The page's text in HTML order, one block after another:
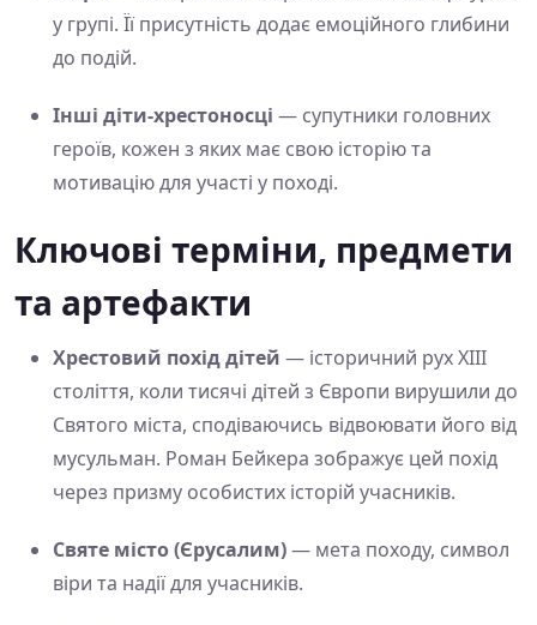
у групі. Її присутність додає емоційного глибини
до подій.
Інші діти-хрестоносці — супутники головних
героїв, кожен з яких має свою історію та
мотивацію для участі у поході.
Ключові терміни, предмети
та артефакти
Хрестовий похід дітей — історичний рух XIII
століття, коли тисячі дітей з Європи вирушили до
Святого міста, сподіваючись відвоювати його від
мусульман. Роман Бейкера зображує цей похід
через призму особистих історій учасників.
Святе місто (Єрусалим)— мета походу, символ
віри та надії для учасників.